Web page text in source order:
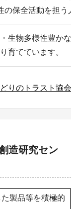
保全活動を担う人
生物多様性豊かな
育てています。
りのトラスト協会（
造研究セン
製品等を積極的